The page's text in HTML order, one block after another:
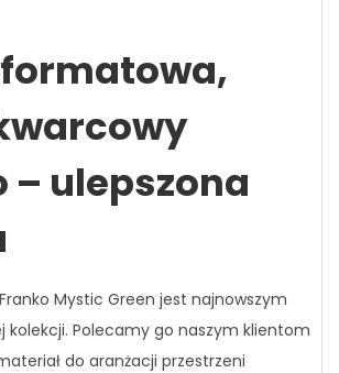
– ulepszona
Mystic Green jest najnowszym
kolekcji. Polecamy go naszym klientom
do aranżacji przestrzeni